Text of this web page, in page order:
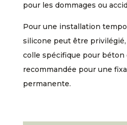
pour les dommages ou
Pour une installation
silicone peut être privilégié,
colle spécifique pour béton
recommandée pour une
permanente.